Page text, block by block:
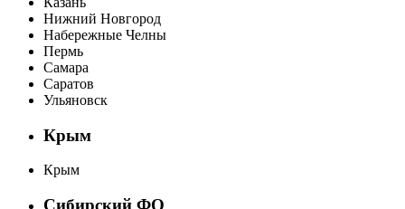
Нижний Новгород
Набережные Челны
Пермь
Самара
Саратов
Ульяновск
Крым
Крым
Сибирский ФО